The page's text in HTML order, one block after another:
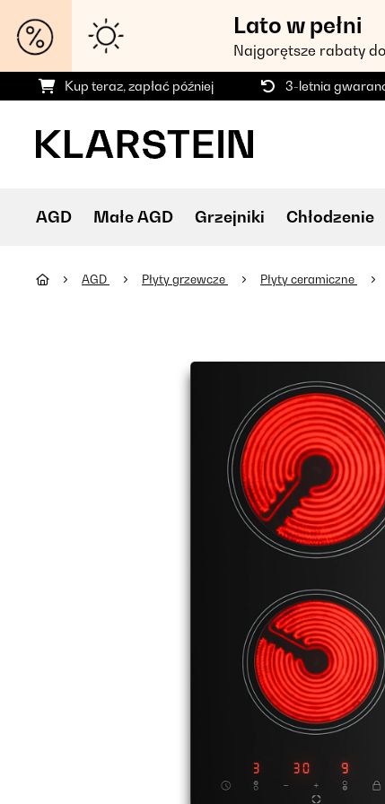
Lato w pełni
Najgorętsze rabaty
Kup teraz, zapłać później 3-letnia
AGD Małe AGD Grzejniki Chłodzenie
AGD Płyty grzewcze Płyty ceramiczne